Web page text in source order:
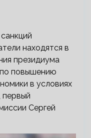
находятся в
президиума
повышению
в условиях
Сергей